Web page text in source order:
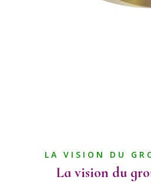
LA VISION DU
La vision du